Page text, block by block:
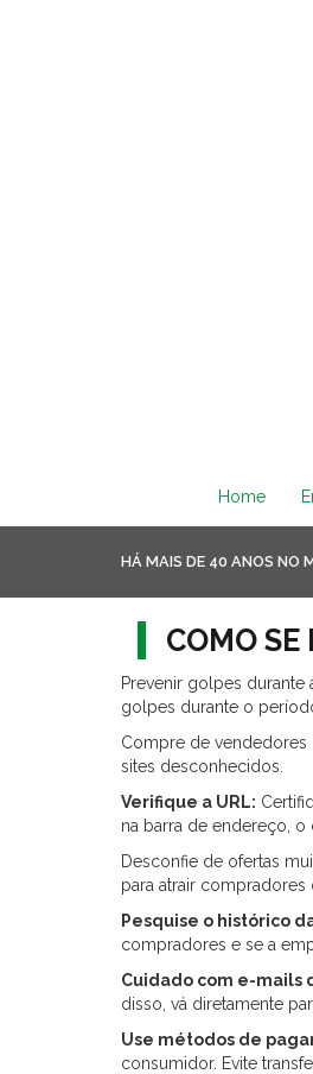
Home
HÁ MAIS DE 40 ANOS NO
COMO SE
Prevenir golpes durante
golpes durante o
Compre de vendedores
sites desconhecidos.
Verifique a URL:
na barra de endereço, o
Desconfie de ofertas
para atrair compradores
Pesquise o histórico
compradores e se a
Cuidado com e-mails
disso, vá diretamente
Use métodos de
consumidor. Evite